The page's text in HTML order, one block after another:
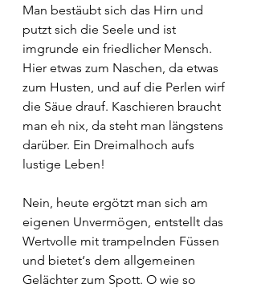
Man bestäubt sich das Hirn und
putzt sich die Seele und ist
imgrunde ein friedlicher Mensch.
Hier etwas zum Naschen, da etwas
zum Husten, und auf die Perlen wirf
die Säue drauf. Kaschieren braucht
man eh nix, da steht man längstens
darüber. Ein Dreimalhoch aufs
lustige Leben!
Nein, heute ergötzt man sich am
eigenen Unvermögen, entstellt das
Wertvolle mit trampelnden Füssen
und bietet‘s dem allgemeinen
Gelächter zum Spott. O wie so